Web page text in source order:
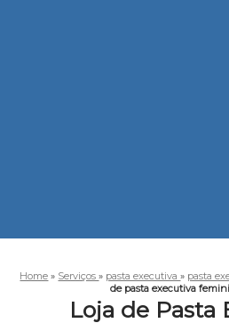
Home » Serviços» pasta executiva» pasta
de pasta executiva
Loja de Pasta